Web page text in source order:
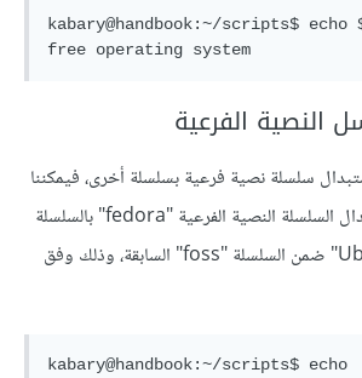
kabary@handbook:~/scripts$
النصية الفرعية
سلسلة نصية فرعية بسلسلة أخرى، فيمكننا
على سبيل المثال استبدال السلسلة النصية الفرعية "fedora" بالسلسلة
النصية الفرعية "Ubuntu" ضمن السلسلة "foss" السابقة، وذلك وفق
kabary@handbook:~/scripts$ echo